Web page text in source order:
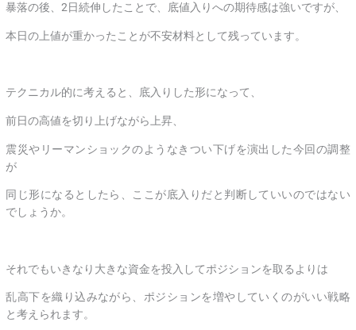
暴落の後、2日続伸したことで、底値入りへの期待感は強いですが、
本日の上値が重かったことが不安材料として残っています。
テクニカル的に考えると、底入りした形になって、
前日の高値を切り上げながら上昇、
震災やリーマンショックのようなきつい下げを演出した今回の調整
が
同じ形になるとしたら、ここが底入りだと判断していいのではない
でしょうか。
それでもいきなり大きな資金を投入してポジションを取るよりは
乱高下を織り込みながら、ポジションを増やしていくのがいい戦略
と考えられます。